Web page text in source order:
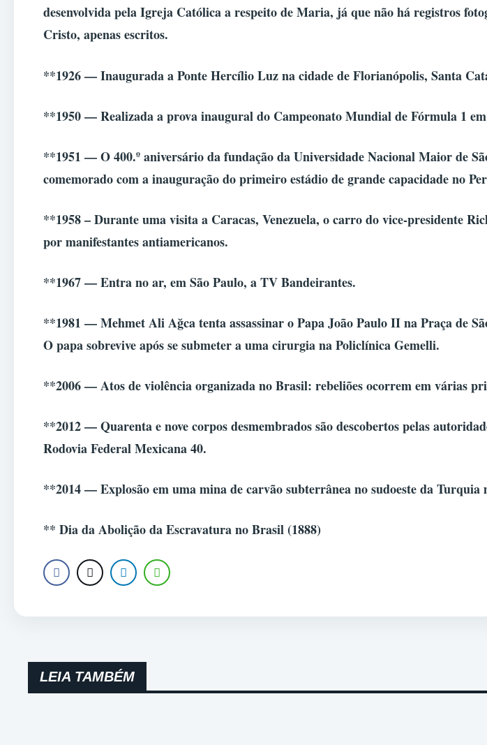
desenvolvida pela Igreja Católica a respeito de Maria, já que não há registros
Cristo, apenas escritos.
**1926 — Inaugurada a Ponte Hercílio Luz na cidade de Florianópolis, Santa
**1950 — Realizada a prova inaugural do Campeonato Mundial de Fórmula 1
**1951 — O 400.º aniversário da fundação da Universidade Nacional Maior de
comemorado com a inauguração do primeiro estádio de grande capacidade no
**1958 – Durante uma visita a Caracas, Venezuela, o carro do vice-presidente
por manifestantes antiamericanos.
**1967 — Entra no ar, em São Paulo, a TV Bandeirantes.
**1981 — Mehmet Ali Ağca tenta assassinar o Papa João Paulo II na Praça de
O papa sobrevive após se submeter a uma cirurgia na Policlínica Gemelli.
**2006 — Atos de violência organizada no Brasil: rebeliões ocorrem em várias
**2012 — Quarenta e nove corpos desmembrados são descobertos pelas
Rodovia Federal Mexicana 40.
**2014 — Explosão em uma mina de carvão subterrânea no sudoeste da Turquia
** Dia da Abolição da Escravatura no Brasil (1888)
LEIA TAMBÉM